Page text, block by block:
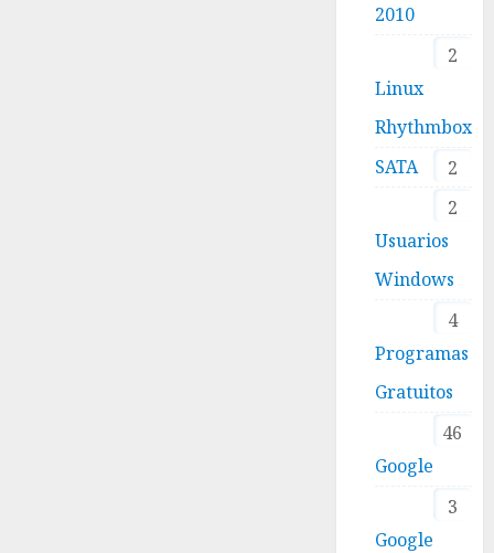
2010
2
Linux
Rhythmbox
2
SATA
2
Usuarios
Windows
4
Programas
Gratuitos
46
Google
3
Google